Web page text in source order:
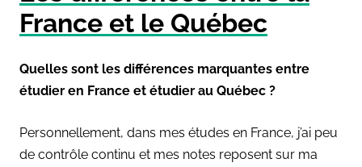
France et le Québec
Quelles sont les différences marquantes entre
étudier en France et étudier au Québec ?
Personnellement, dans mes études en France, j’ai peu
de contrôle continu et mes notes reposent sur ma